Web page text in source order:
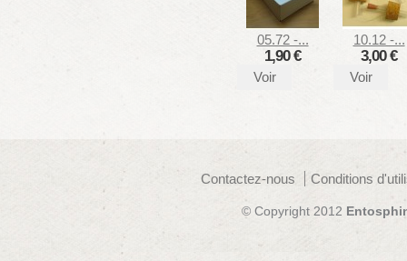
05.72 -...
1,90 €
Voir
10.12 -...
3,00 €
Voir
Contactez-nous Conditions
© Copyright 2012